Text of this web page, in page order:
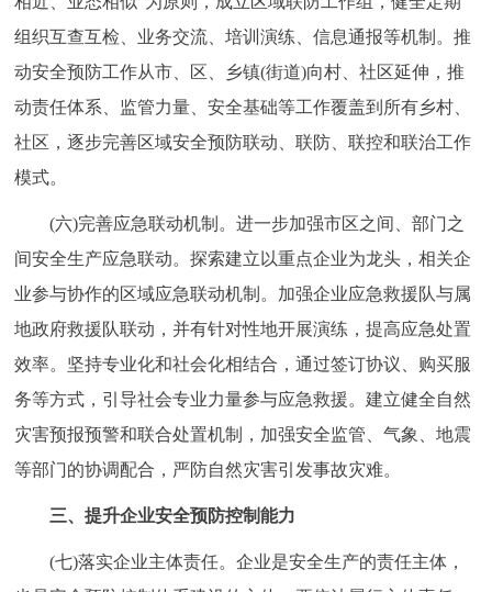
组织互查互检、业务交流、培训演练、信息通报等机制。推
动安全预防工作从市、区、乡镇(街道)向村、社区延伸，推
动责任体系、监管力量、安全基础等工作覆盖到所有乡村、
社区，逐步完善区域安全预防联动、联防、联控和联治工作
模式。
(六)完善应急联动机制。进一步加强市区之间、部门之
间安全生产应急联动。探索建立以重点企业为龙头，相关企
业参与协作的区域应急联动机制。加强企业应急救援队与属
地政府救援队联动，并有针对性地开展演练，提高应急处置
效率。坚持专业化和社会化相结合，通过签订协议、购买服
务等方式，引导社会专业力量参与应急救援。建立健全自然
灾害预报预警和联合处置机制，加强安全监管、气象、地震
等部门的协调配合，严防自然灾害引发事故灾难。
三、提升企业安全预防控制能力
(七)落实企业主体责任。企业是安全生产的责任主体，